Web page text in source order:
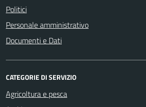
Politici
Personale amministrativo
Documenti e Dati
CATEGORIE DI SERVIZIO
Agricoltura e pesca